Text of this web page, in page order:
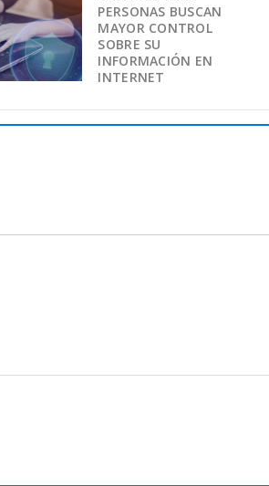
PERSONAS BUSCAN
MAYOR CONTROL
SOBRE SU
INFORMACIÓN EN
INTERNET